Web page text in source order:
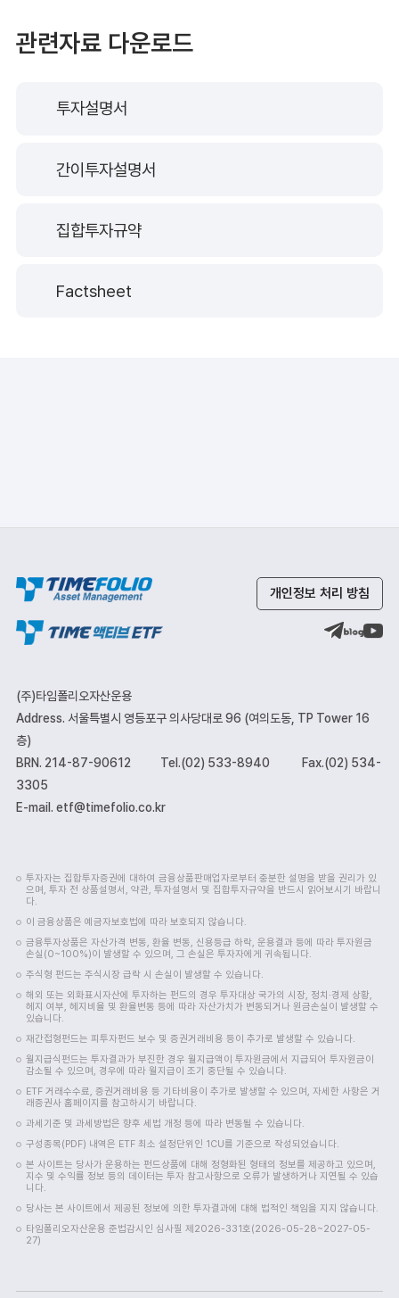
관련자료 다운로드
투자설명서
간이투자설명서
집합투자규약
Factsheet
개인정보 처리 방침
(주)타임폴리오자산운용
Address. 서울특별시 영등포구 의사당대로 96 (여의도동, TP Tower 16
층)
BRN. 214-87-90612
Tel.(02) 533-8940
Fax.(02) 534-
3305
E-mail. etf@timefolio.co.kr
투자자는 집합투자증권에 대하여 금융상품판매업자로부터 충분한 설명을 받을 권리가 있
으며, 투자 전 상품설명서, 약관, 투자설명서 및 집합투자규약을 반드시 읽어보시기 바랍니
다.
이 금융상품은 예금자보호법에 따라 보호되지 않습니다.
금융투자상품은 자산가격 변동, 환율 변동, 신용등급 하락, 운용결과 등에 따라 투자원금
손실(0~100%)이 발생할 수 있으며, 그 손실은 투자자에게 귀속됩니다.
주식형 펀드는 주식시장 급락 시 손실이 발생할 수 있습니다.
해외 또는 외화표시자산에 투자하는 펀드의 경우 투자대상 국가의 시장, 정치·경제 상황,
헤지 여부, 헤지비율 및 환율변동 등에 따라 자산가치가 변동되거나 원금손실이 발생할 수
있습니다.
재간접형펀드는 피투자펀드 보수 및 증권거래비용 등이 추가로 발생할 수 있습니다.
월지급식펀드는 투자결과가 부진한 경우 월지급액이 투자원금에서 지급되어 투자원금이
감소될 수 있으며, 경우에 따라 월지급이 조기 중단될 수 있습니다.
ETF 거래수수료, 증권거래비용 등 기타비용이 추가로 발생할 수 있으며, 자세한 사항은 거
래증권사 홈페이지를 참고하시기 바랍니다.
과세기준 및 과세방법은 향후 세법 개정 등에 따라 변동될 수 있습니다.
구성종목(PDF) 내역은 ETF 최소 설정단위인 1CU를 기준으로 작성되었습니다.
본 사이트는 당사가 운용하는 펀드상품에 대해 정형화된 형태의 정보를 제공하고 있으며,
지수 및 수익률 정보 등의 데이터는 투자 참고사항으로 오류가 발생하거나 지연될 수 있습
니다.
당사는 본 사이트에서 제공된 정보에 의한 투자결과에 대해 법적인 책임을 지지 않습니다.
타임폴리오자산운용 준법감시인 심사필 제2026-331호(2026-05-28~2027-05-
27)